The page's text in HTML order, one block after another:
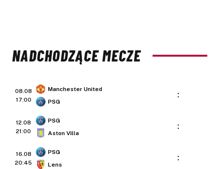
NADCHODZĄCE MECZE
08.08
17:00
Manchester United
PSG
:
12.08
21:00
PSG
Aston Villa
:
16.08
20:45
PSG
Lens
: